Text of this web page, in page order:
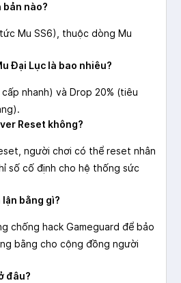
bản nào?
Mu SS6), thuộc dòng Mu
Đại Lục là bao nhiêu?
nhanh) và Drop 20% (tiêu
Reset không?
người chơi có thể reset nhân
số cố định cho hệ thống sức
bằng gì?
chống hack Gameguard để bảo
bằng cho cộng đồng người
đâu?